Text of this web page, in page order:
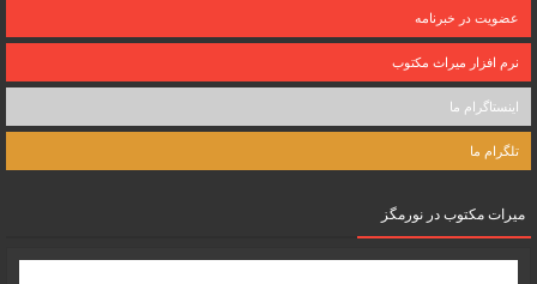
عضویت در خبرنامه
نرم افزار میراث مکتوب
اینستاگرام ما
تلگرام ما
میرات مکتوب در نورمگز